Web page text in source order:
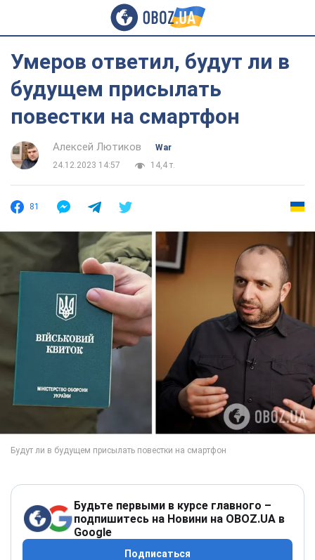
Умеров ответил, будут ли в
будущем присылать
повестки на смартфон
Алексей Лютиков
War
24.12.2023 14:57
14,4 т.
81
Будьте первыми в курсе главного –
подпишитесь на Новини на OBOZ.UA в
Google
Подписаться